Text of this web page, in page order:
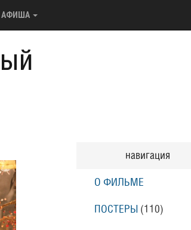
АФИША
навигация
О ФИЛЬМЕ
ПОСТЕРЫ (110)